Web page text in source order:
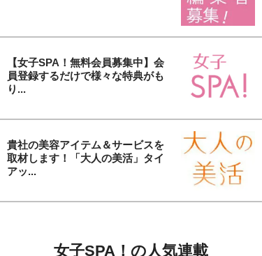
【女子SPA！無料会員募集中】会
員登録するだけで様々な特典がも
り...
貴社の美容アイテム＆サービスを
取材します！「大人の美活」タイ
アッ...
女子SPA！の人気連載